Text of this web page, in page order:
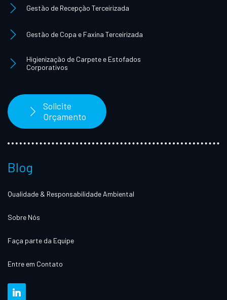
Gestão de Recepção Terceirizada
Gestão de Copa e Faxina Terceirizada
Higienização de Carpete e Estofados
Corporativos
Solicite
Orçamento
Blog
Qualidade & Responsabilidade Ambiental
Sobre Nós
Faça parte da Equipe
Entre em Contato